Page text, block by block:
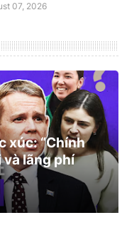
07, 2026
xúc: “Chính
và lãng phí